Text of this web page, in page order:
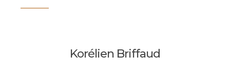
Korélien Briffaud